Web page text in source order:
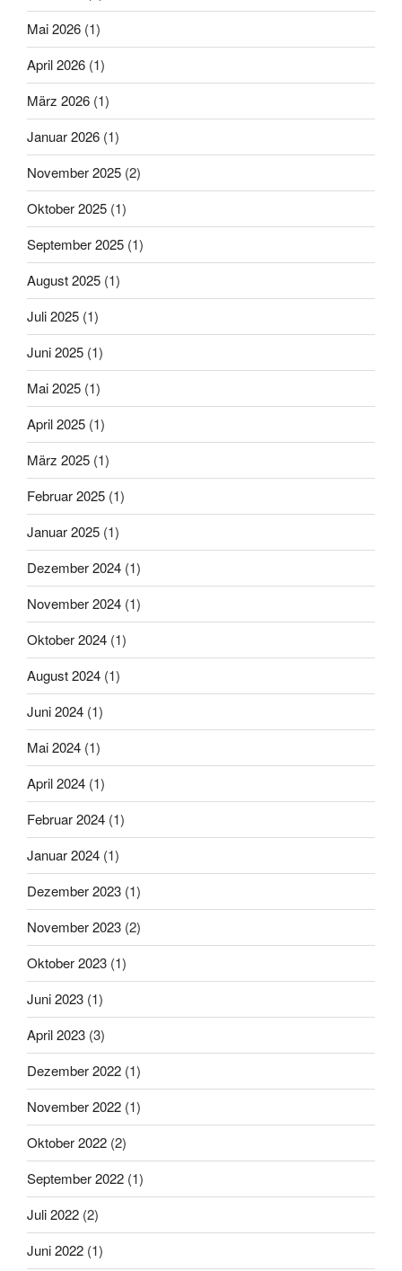
Mai 2026 (1)
April 2026 (1)
März 2026 (1)
Januar 2026 (1)
November 2025 (2)
Oktober 2025 (1)
September 2025 (1)
August 2025 (1)
Juli 2025 (1)
Juni 2025 (1)
Mai 2025 (1)
April 2025 (1)
März 2025 (1)
Februar 2025 (1)
Januar 2025 (1)
Dezember 2024 (1)
November 2024 (1)
Oktober 2024 (1)
August 2024 (1)
Juni 2024 (1)
Mai 2024 (1)
April 2024 (1)
Februar 2024 (1)
Januar 2024 (1)
Dezember 2023 (1)
November 2023 (2)
Oktober 2023 (1)
Juni 2023 (1)
April 2023 (3)
Dezember 2022 (1)
November 2022 (1)
Oktober 2022 (2)
September 2022 (1)
Juli 2022 (2)
Juni 2022 (1)